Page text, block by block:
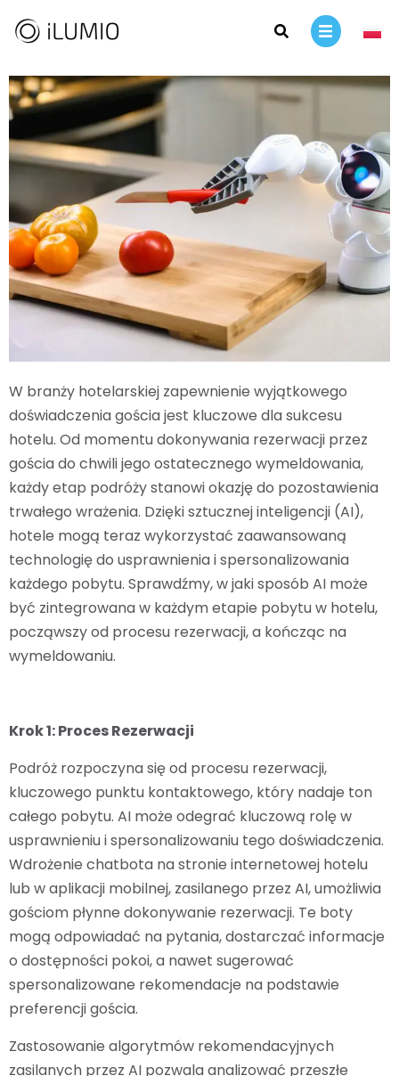
W branży hotelarskiej zapewnienie wyjątkowego
doświadczenia gościa jest kluczowe dla sukcesu
hotelu. Od momentu dokonywania rezerwacji przez
gościa do chwili jego ostatecznego wymeldowania,
każdy etap podróży stanowi okazję do pozostawienia
trwałego wrażenia. Dzięki sztucznej inteligencji (AI),
hotele mogą teraz wykorzystać zaawansowaną
technologię do usprawnienia i spersonalizowania
każdego pobytu. Sprawdźmy, w jaki sposób AI może
być zintegrowana w każdym etapie pobytu w hotelu,
począwszy od procesu rezerwacji, a kończąc na
wymeldowaniu.
Krok 1: Proces Rezerwacji
Podróż rozpoczyna się od procesu rezerwacji,
kluczowego punktu kontaktowego, który nadaje ton
całego pobytu. AI może odegrać kluczową rolę w
usprawnieniu i spersonalizowaniu tego doświadczenia.
Wdrożenie chatbota na stronie internetowej hotelu
lub w aplikacji mobilnej, zasilanego przez AI, umożliwia
gościom płynne dokonywanie rezerwacji. Te boty
mogą odpowiadać na pytania, dostarczać informacje
o dostępności pokoi, a nawet sugerować
spersonalizowane rekomendacje na podstawie
preferencji gościa.
Zastosowanie algorytmów rekomendacyjnych
zasilanych przez AI pozwala analizować przeszłe